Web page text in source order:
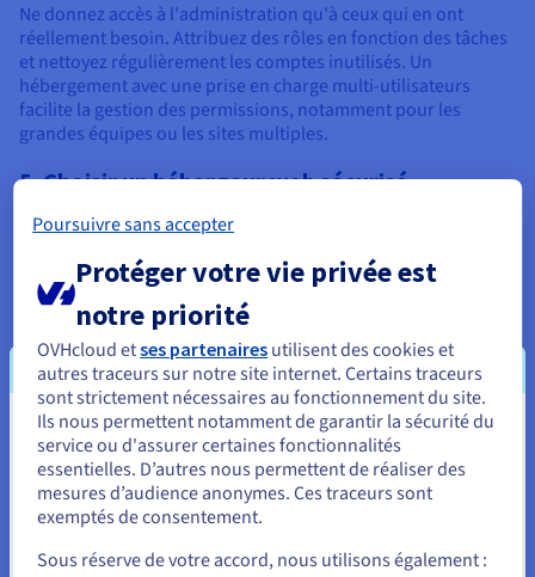
Ne donnez accès à l'administration qu'à ceux qui en ont
réellement besoin. Attribuez des rôles en fonction des tâches
et nettoyez régulièrement les comptes inutilisés. Un
hébergement avec une prise en charge multi-utilisateurs
facilite la gestion des permissions, notamment pour les
grandes équipes ou les sites multiples.
5. Choisir un hébergeur web sécurisé
Votre host a un impact important sur la sécurité de votre site.
Recherchez des fournisseurs disposant d'une analyse des
programmes malveillants, de pare-feu et d'environnements
d'hébergement isolés. L’
hébergement WordPress
peut offrir des fonctionnalités supplémentaires, comme des
sauvegardes automatiques et une protection sur mesure.
6. Configurer des sauvegardes automatiques
Les sauvegardes sont indispensables en cas de piratage,
d'erreur ou de mauvaise mise à jour. Planifiez des
sauvegardes régulières et stockez-les en toute sécurité à l’aide
d’un plugin ou des outils de votre host. En testant des
sauvegardes de temps à autre, vous vous assurez qu'elles
fonctionneront quand vous en aurez vraiment besoin.
Vous semblez être localisé en États-
Unis.
Pour commander, rendez-vous sur le site de votre pays (États-
Poursuivre sans accepter
Protéger votre vie privée est
notre priorité
OVHcloud etses partenaires utilisent des cookies et
autres traceurs sur notre site internet. Certains traceurs
sont strictement nécessaires au fonctionnement du site.
Ils nous permettent notamment de garantir la sécurité du
service ou d'assurer certaines fonctionnalités
essentielles. D’autres nous permettent de réaliser des
mesures d’audience anonymes. Ces traceurs sont
exemptés de consentement.
Sous réserve de votre accord, nous utilisons également :